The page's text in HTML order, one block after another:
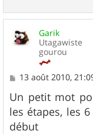
Garik
Utagawiste
gourou
M
s
s
a
g
13 août 2010,
Un petit mot
les étapes, les